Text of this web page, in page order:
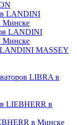
LANDINI
Минске
LANDINI
Минске
LANDINI MASSEY
LIBRA в
LIEBHERR в
в Минске